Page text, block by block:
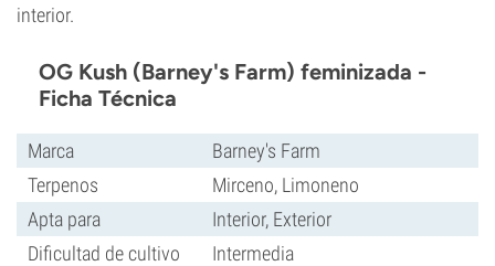
interior.
OG Kush (Barney's Farm) feminizada -
Ficha Técnica
Marca
Barney's Farm
Terpenos
Mirceno, Limoneno
Apta para
Interior, Exterior
Dificultad de cultivo
Intermedia